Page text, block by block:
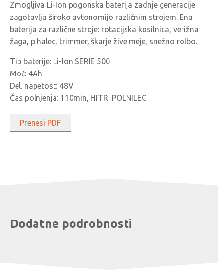
Zmogljiva Li-Ion pogonska baterija zadnje generacije
zagotavlja široko avtonomijo različnim strojem. Ena
baterija za različne stroje: rotacijska kosilnica, verižna
žaga, pihalec, trimmer, škarje žive meje, snežno rolbo.
Tip baterije: Li-Ion SERIE 500
Moč: 4Ah
Del. napetost: 48V
Čas polnjenja: 110min, HITRI POLNILEC
Prenesi PDF
Dodatne podrobnosti